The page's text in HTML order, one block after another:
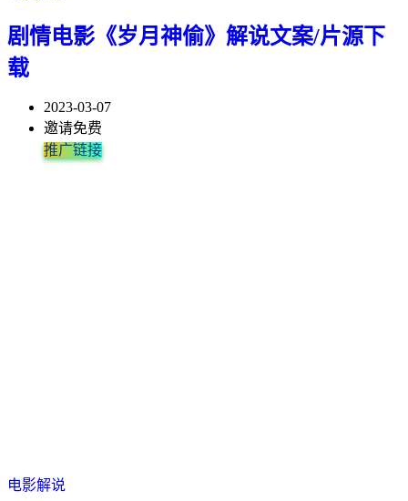
剧情电影《岁月神偷》解说文案/片源下
载
2023-03-07
邀请免费
推广链接
电影解说